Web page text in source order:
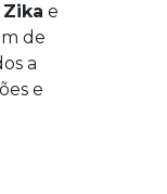
Zika e
de
a
e